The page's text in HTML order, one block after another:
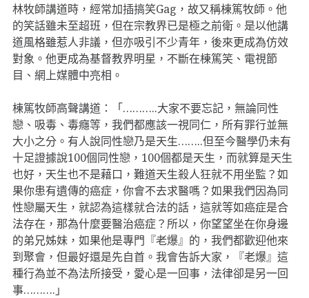
林牧師講道時，經常加插搞笑Gag，故又稱棟篤牧師。他
的笑話雖未至超班，但在宗教界已是極之前衛。是以他講
道風格雖惹人非議，但亦吸引不少青年，後來更成為仿效
對象。他更成為基督教界明星，不斷在棟篤笑、電視節
目、網上媒體中亮相。
棟篤牧師高聲講道：「………..大家不要忘記，無論同性
戀、吸毒、毒癮等，我們都應該一視同仁，所有罪行並無
大小之分。有人說同性戀乃是天生……..但至今醫學仍未有
十足證據說100個同性戀，100個都是天生，而就算是天生
也好，天生也不是藉口，難道天生殺人狂就不用坐監？如
果你患有遺傳的癌症，你會不去求醫嗎？如果我們因為同
性戀屬天生，就認為這樣就合法的話，這就等如癌症是合
法存在，那為什麼要醫治癌症？所以，你望望坐在你身邊
的弟兄姊妹，如果他是專門『老爆』的，我們都歡迎他來
到聚會，但最好還是先自首。我會告訴大家，『老爆』這
種行為並不為法所接受，愛心是一回事，法律卻是另一回
事……….」